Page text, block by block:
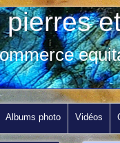
Albums photo Vidéos